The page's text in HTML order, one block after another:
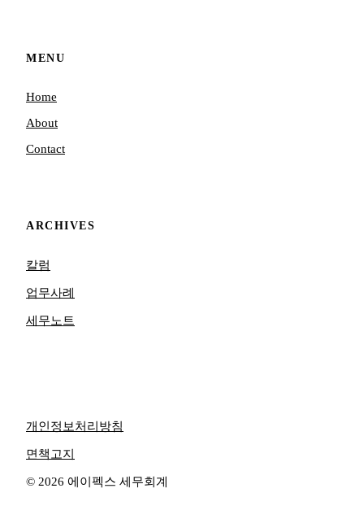
MENU
Home
About
Contact
ARCHIVES
칼럼
업무사례
세무노트
© 2026 에이펙스 세무회계
개인정보처리방침
면책고지